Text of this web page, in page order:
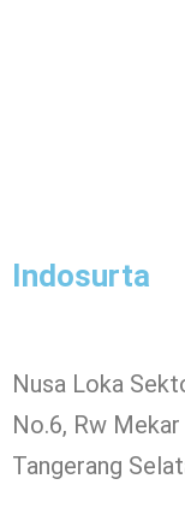
Indosurta
Nusa Loka
No.6, Rw
Tangerang